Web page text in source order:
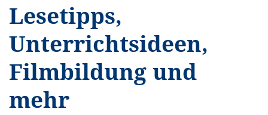
Lesetipps,
Unterrichtsideen,
Filmbildung und
mehr